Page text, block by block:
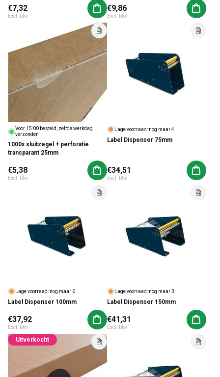
Normale prijs
€7,32
Excl. btw
Aan winkelwagen toevoegen
Normale prijs
€9,86
Excl. btw
Aan
Voor 15:00 besteld, zelfde werkdag
verzonden
1000x sluitzegel + perforatie
transparant 25mm
Normale prijs
€5,38
Excl. btw
Aan winkelwagen toevoegen
Lage voorraad: nog maar 4
Label Dispenser 75mm
Normale prijs
€34,51
Excl. btw
Aan
Lage voorraad: nog maar 6
Label Dispenser 100mm
Normale prijs
€37,92
Excl. btw
Aan winkelwagen toevoegen
Lage voorraad: nog maar 3
Label Dispenser 150mm
Normale prijs
€41,31
Excl. btw
Aan
Uitverkocht